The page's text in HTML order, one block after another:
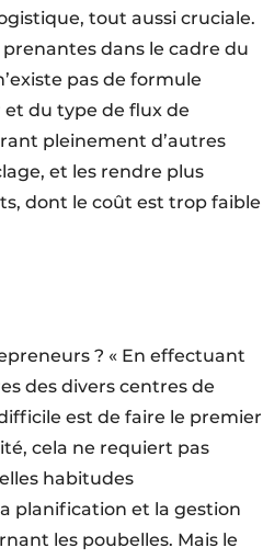
tout aussi cruciale.
dans le cadre du
pas de formule
du type de flux de
pleinement d’autres
et les rendre plus
dont le coût est trop faible
? « En effectuant
des divers centres de
est de faire le premier
cela ne requiert pas
habitudes
planification et la gestion
les poubelles. Mais le